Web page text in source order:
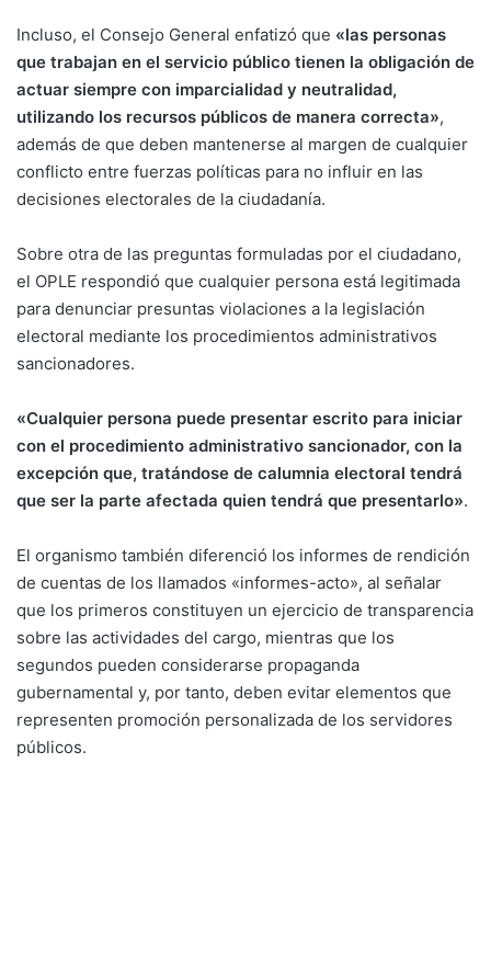
Incluso, el Consejo General enfatizó que «las personas
que trabajan en el servicio público tienen la obligación de
actuar siempre con imparcialidad y neutralidad,
utilizando los recursos públicos de manera correcta»,
además de que deben mantenerse al margen de cualquier
conflicto entre fuerzas políticas para no influir en las
decisiones electorales de la ciudadanía.
Sobre otra de las preguntas formuladas por el ciudadano,
el OPLE respondió que cualquier persona está legitimada
para denunciar presuntas violaciones a la legislación
electoral mediante los procedimientos administrativos
sancionadores.
«Cualquier persona puede presentar escrito para iniciar
con el procedimiento administrativo sancionador, con la
excepción que, tratándose de calumnia electoral tendrá
que ser la parte afectada quien tendrá que presentarlo».
El organismo también diferenció los informes de rendición
de cuentas de los llamados «informes-acto», al señalar
que los primeros constituyen un ejercicio de transparencia
sobre las actividades del cargo, mientras que los
segundos pueden considerarse propaganda
gubernamental y, por tanto, deben evitar elementos que
representen promoción personalizada de los servidores
públicos.